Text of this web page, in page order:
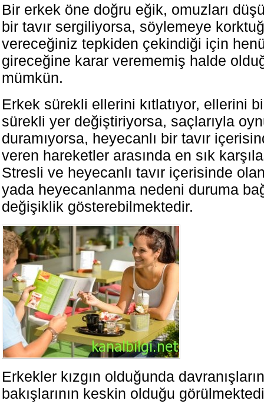
Bir erkek öne doğru eğik, omuzları
bir tavır sergiliyorsa, söylemeye
vereceğiniz tepkiden çekindiği için
gireceğine karar verememiş halde
mümkün.
Erkek sürekli ellerini kıtlatıyor, ellerini
sürekli yer değiştiriyorsa, saçlarıyla
duramıyorsa, heyecanlı bir tavır
veren hareketler arasında en sık
Stresli ve heyecanlı tavır içerisinde
yada heyecanlanma nedeni duruma
değişiklik gösterebilmektedir.
Erkekler kızgın olduğunda
bakışlarının keskin olduğu